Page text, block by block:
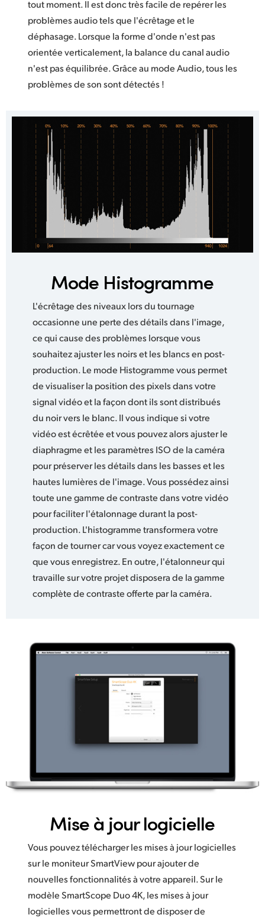
tout moment. Il est donc très facile de repérer les
problèmes audio tels que l'écrêtage et le
déphasage. Lorsque la forme d'onde n'est pas
orientée verticalement, la balance du canal audio
n'est pas équilibrée. Grâce au mode Audio, tous les
problèmes de son sont détectés !
Mode Histogramme
L'écrêtage des niveaux lors du tournage
occasionne une perte des détails dans l'image,
ce qui cause des problèmes lorsque vous
souhaitez ajuster les noirs et les blancs en post-
production. Le mode Histogramme vous permet
de visualiser la position des pixels dans votre
signal vidéo et la façon dont ils sont distribués
du noir vers le blanc. Il vous indique si votre
vidéo est écrêtée et vous pouvez alors ajuster le
diaphragme et les paramètres ISO de la caméra
pour préserver les détails dans les basses et les
hautes lumières de l'image. Vous possédez ainsi
toute une gamme de contraste dans votre vidéo
pour faciliter l'étalonnage durant la post-
production. L'histogramme transformera votre
façon de tourner car vous voyez exactement ce
que vous enregistrez. En outre, l'étalonneur qui
travaille sur votre projet disposera de la gamme
complète de contraste offerte par la caméra.
Mise à jour logicielle
Vous pouvez télécharger les mises à jour logicielles
sur le moniteur SmartView pour ajouter de
nouvelles fonctionnalités à votre appareil. Sur le
modèle SmartScope Duo 4K, les mises à jour
logicielles vous permettront de disposer de